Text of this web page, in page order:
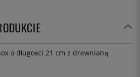
o długości 21 cm z drewnianą